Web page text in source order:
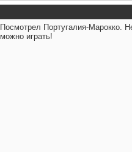
Посмотрел Португалия-Марокко.
можно играть!